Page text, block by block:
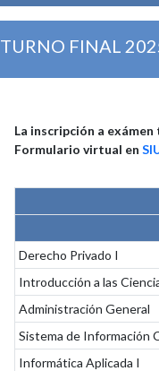
TURNO FINAL
La inscripción a
Formulario virtual en
Derecho Privado I
Introducción a las
Administración General
Sistema de Información
Informática Aplicada I